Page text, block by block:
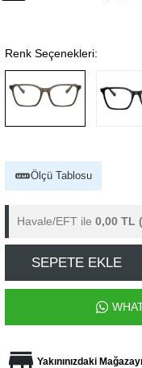
Renk Seçenekleri:
Ölçü Tablosu
Havale/EFT ile 0,00 TL
SEPETE EKLE
Yakınınızdaki